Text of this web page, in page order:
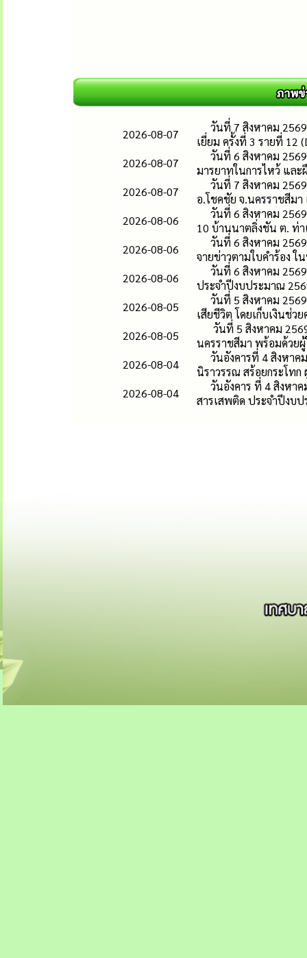
2026-08-07
วันที่ 7 สิงหาคม
เยี่ยม ครั้งที่ 3 รายที่ 12
2026-08-07
วันที่ 6 สิงหาคม
มารยาทในการไหว้ และ
2026-08-07
วันที่ 7 สิงหาคม
อ.โชคชัย จ.นครราชสีม
2026-08-06
วันที่ 6 สิงหาคม
10 บ้านนาตลิ่งชัน ต. ท่า
2026-08-06
วันที่ 6 สิงหาคม
จายข่าวตามใบคำร้อง
2026-08-06
วันที่ 6 สิงหาคม
ประจำปีงบประมาณ
2026-08-05
วันที่ 5 สิงหาคม
เสียชีวิต โดยเก็บเงินช่
2026-08-05
วันที่ 5 สิงหาคม
นครราชสีมา พร้อมด้ว
2026-08-04
วันอังคารที่ 4 สิงหา
นิราวรรณ สร้อยกระโท
2026-08-04
วันอังคาร ที่ 4 สิงหา
สารเสพติด ประจำปีงบ